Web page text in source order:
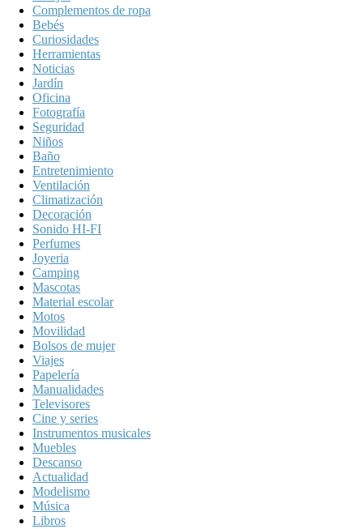
Complementos de ropa
Bebés
Curiosidades
Herramientas
Noticias
Jardín
Oficina
Fotografía
Seguridad
Niños
Baño
Entretenimiento
Ventilación
Climatización
Decoración
Sonido HI-FI
Perfumes
Joyeria
Camping
Mascotas
Material escolar
Motos
Movilidad
Bolsos de mujer
Viajes
Papelería
Manualidades
Televisores
Cine y series
Instrumentos musicales
Muebles
Descanso
Actualidad
Modelismo
Música
Libros